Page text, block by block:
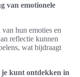
van emotionele
hun emoties en
reflectie kunnen
wat bijdraagt
je kunt ontdekken in